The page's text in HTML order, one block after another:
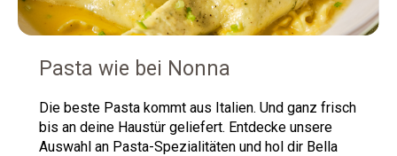
Pasta wie bei Nonna
Die beste Pasta kommt aus Italien. Und ganz frisch
bis an deine Haustür geliefert. Entdecke unsere
Auswahl an Pasta-Spezialitäten und hol dir Bella